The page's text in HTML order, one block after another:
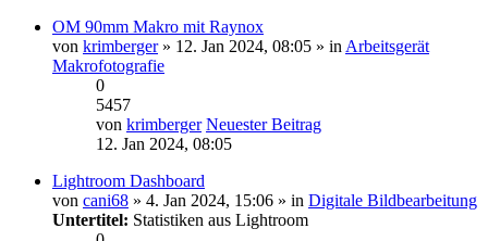
OM 90mm Makro mit Raynox
von krimberger» 12. Jan 2024, 08:05 » in Arbeitsgerät
Makrofotografie
0
5457
von krimberger Neuester Beitrag
12. Jan 2024, 08:05
Lightroom Dashboard
von cani68 » 4. Jan 2024, 15:06 » in Digitale Bildbearbeitung
Untertitel: Statistiken aus Lightroom